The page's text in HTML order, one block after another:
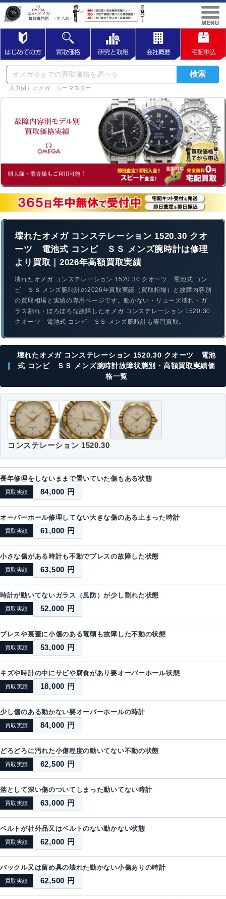
入力例）オメガ シーマスター
壊れたオメガ コンステレーション 1520.30 クオ
ーツ 電池式 コンビ ＳＳ メンズ腕時計は修理
より買取｜2026年高額買取実績
壊れたオメガ コンステレーション 1520.30 クオーツ 電池式 コン
ビ ＳＳ メンズ腕時計の2026年買取実績（買取相場）と故障内容別
の買取相場と実績の専用ページです。動かない・リューズ壊れ・ガ
ラス割れ・ぼろぼろな故障したオメガ コンステレーション 1520.30
クオーツ 電池式 コンビ ＳＳ メンズ腕時計も専門買取。
壊れたオメガ コンステレーション 1520.30 クオーツ 電池
式 コンビ ＳＳ メンズ腕時計故障状態別・高額買取実績価
格一覧
コンステレーション 1520.30
長年修理をしないままで置いていた傷もある状態
買取実績 84,000 円
オーバーホール修理してない大きな傷のある止まった時計
買取実績 61,000 円
小さな傷がある時計も不動でブレスの故障した状態
買取実績 63,500 円
時計が動いてないガラス（風防）が少し割れた状態
買取実績 52,000 円
ブレスや裏蓋に小傷のある竜頭も故障した不動の状態
買取実績 53,000 円
キズや時計の中にサビや腐食があり要オーバーホール状態
買取実績 18,000 円
少し傷のある動かない要オーバーホールの時計
買取実績 84,000 円
どろどろに汚れた小傷程度の動いてない不動の状態
買取実績 62,500 円
落として深い傷のついてしまった動いてない時計
買取実績 63,000 円
ベルトが社外品又はベルトのない動かない状態
買取実績 62,000 円
バックル又は留め具の壊れた動かない小傷ありの時計
買取実績 62,500 円